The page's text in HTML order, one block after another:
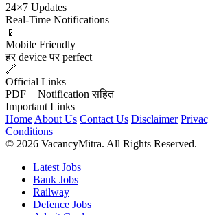
24×7 Updates
Real-Time Notifications
📱
Mobile Friendly
हर device पर perfect
🔗
Official Links
PDF + Notification सहित
Important Links
Home About Us Contact Us Disclaimer
Conditions
© 2026 VacancyMitra. All Rights Reserved.
Latest Jobs
Bank Jobs
Railway
Defence Jobs